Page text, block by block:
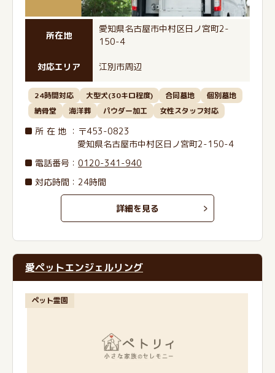
所在地
愛知県名古屋市中村区日ノ宮町2-
150-4
対応エリア 江別市周辺
24時間対応 大型犬(30キロ程度) 合同墓地
個別墓地
納骨堂
海洋葬 パウダー加工 女性スタッフ対応
所在地 ：〒453-0823
愛知県名古屋市中村区日ノ宮町2-150-4
電話番号 ：0120-341-940
対応時間：24時間
詳細を見る
愛ペットエンジェルリング
ペット霊園